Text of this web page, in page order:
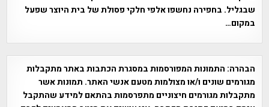
שבגליל. בחפירה נחשפו אלפי חלקי פסולת של בית היוצר שפעל
במקום…
הבהרה: התמונות המפורסמות במסגרת הכתבות באתר מתקבלות
מגורמים שונים ו/או מצולמות מטעם אנשי האתר. תמונות אשר
מתקבלות מגורמים חיצוניים מתפרסמות בהתאם למידע שהתקבל